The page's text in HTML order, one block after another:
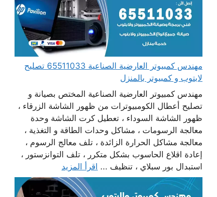
مهندس كمبيوتر العارضية الصناعية 65511033 تصليح
لابتوب و كمبيوتر بالمنزل
مهندس كمبيوتر العارضية الصناعية المختص بصيانة و
تصليح أعطال الكومبيوترات من ظهور الشاشة الزرقاء ،
ظهور الشاشة السوداء ، تعطيل كرت الشاشة وحدة
معالجة الرسومات ، مشاكل وحدات الطاقة و التغذية ،
معالجة مشاكل الحرارة الزائدة ، تلف معالج الرسوم ،
إعادة اقلاع الحاسوب بشكل متكرر ، تلف التوانزستور ،
استبدال بور سبلاي ، تنظيف ... اقرأ المزيد